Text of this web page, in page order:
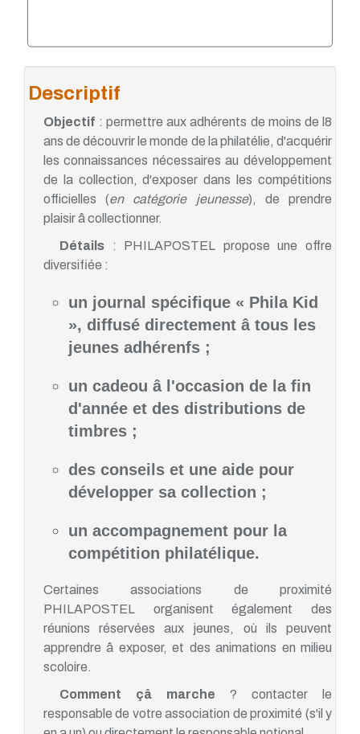
Descriptif
Objectif : permettre aux adhérents de moins de l8
ans de découvrir le monde de la philatélie, d'acquérir
les connaissances nécessaires au développement
de la collection, d'exposer dans les compétitions
officielles (en catégorie jeunesse), de prendre
plaisir â collectionner.
Détails: PHILAPOSTEL propose une offre
diversifiée :
un journal spécifique « Phila Kid
», diffusé directement â tous les
jeunes adhérenfs ;
un cadeou â l'occasion de la fin
d'année et des distributions de
timbres ;
des conseils et une aide pour
développer sa collection ;
un accompagnement pour la
compétition philatélique.
Certaines associations de proximité
PHILAPOSTEL organisent également des
réunions réservées aux jeunes, où ils peuvent
apprendre â exposer, et des animations en milieu
scoloire.
Comment çâ marche ? contacter le
responsable de votre association de proximité (s'il y